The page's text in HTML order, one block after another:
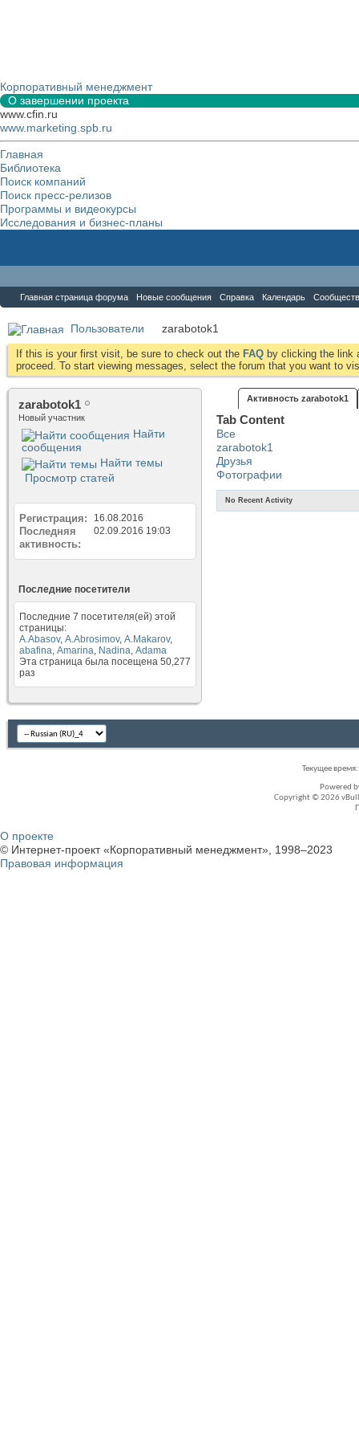
Корпоративный менеджмент
О завершении проекта
www.cfin.ru
www.marketing.spb.ru
Главная
Библиотека
Поиск компаний
Поиск пресс-релизов
Программы и видеокурсы
Исследования и бизнес-планы
Главная страница форума Новые сообщения Справка Календарь
Пользователи zarabotok1
If this is your first visit, be sure to check out the FAQ by clicking the link
proceed. To start viewing messages, select the forum that you want to
zarabotok1
Новый участник
Найти
сообщения
Найти темы
Просмотр статей
Регистрация 16.08.2016
Последняя
активность
02.09.2016 19:03
Последние посетители
Последние 7 посетителя(ей) этой
страницы:
A.Abasov, A.Abrosimov, A.Makarov,
abafina, Amarina, Nadina, Аdama
Эта страница была посещена 50,277
раз
Активность zarabotok1
Tab Content
Все
zarabotok1
Друзья
Фотографии
No Recent Activity
Текущее время:
Powered
Copyright © 2026
О проекте
© Интернет-проект «Корпоративный менеджмент», 1998–2023
Правовая информация